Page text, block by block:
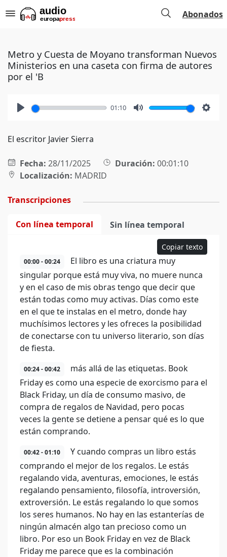
Abonados
Metro y Cuesta de Moyano transforman Nuevos
Ministerios en una caseta con firma de autores
por el 'B
01:10
El escritor Javier Sierra
Fecha: 28/11/2025 Duración: 00:01:10
Localización: MADRID
Transcripciones
Con línea temporal Sin línea temporal
Copiar texto
00:00 - 00:24
El libro es una criatura muy
singular porque está muy viva, no muere nunca
y en el caso de mis obras tengo que decir que
están todas como muy activas. Días como este
en el que te instalas en el metro, donde hay
muchísimos lectores y les ofreces la posibilidad
de conectarse con tu universo literario, son días
de fiesta.
00:24 - 00:42
más allá de las etiquetas. Book
Friday es como una especie de exorcismo para el
Black Friday, un día de consumo masivo, de
compra de regalos de Navidad, pero pocas
veces la gente se detiene a pensar qué es lo que
están comprando.
00:42 - 01:10
Y cuando compras un libro estás
comprando el mejor de los regalos. Le estás
regalando vida, aventuras, emociones, le estás
regalando pensamiento, filosofía, introversión,
extroversión. Le estás regalando lo que somos
los seres humanos. No hay en las estanterías de
ningún almacén algo tan precioso como un
libro. Por eso un Book Friday en vez de Black
Friday me parece que es la combinación